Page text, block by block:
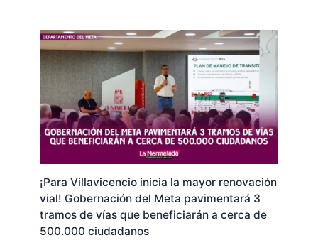
¡Para Villavicencio inicia la mayor renovación
vial! Gobernación del Meta pavimentará 3
tramos de vías que beneficiarán a cerca de
500.000 ciudadanos